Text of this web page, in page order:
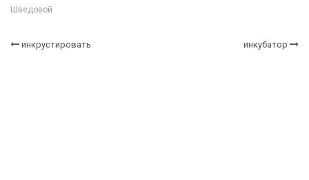
Шведовой
инкрустировать инкубатор